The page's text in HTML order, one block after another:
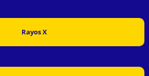
Rayos X